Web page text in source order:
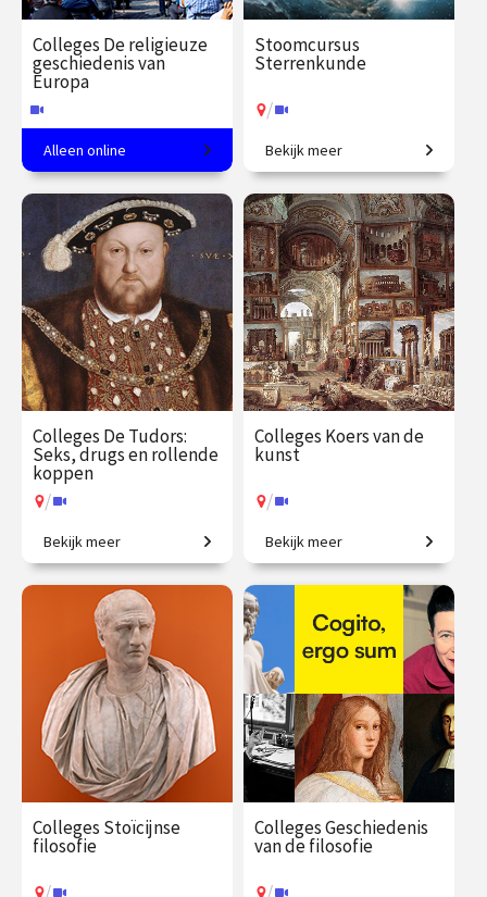
Colleges De religieuze
geschiedenis van
Europa
Een meer dan christelijk
continent.
€ 217.00
vanaf 21
sep.
Online
Alleen online
Stoomcursus
Sterrenkunde
/
Maak een rondreis door het
heelal tot aan de sterren en
daar voorbij.
€ 217.00
vanaf 2
nov.
/ Op locatie of online
Bekijk meer
Colleges De Tudors:
Seks, drugs en rollende
koppen
/
Een geschiedenis van
Engeland in zes huwelijken.
€ 217.00
sep.
Op locatie of online
Bekijk meer
Colleges Koers van de
kunst
/
Creatieve steden, van
Athene tot New York.
€ 345.00
vanaf 21
sep.
/ Op locatie of online
Bekijk meer
Colleges Stoïcijnse
filosofie
Colleges Geschiedenis
van de filosofie